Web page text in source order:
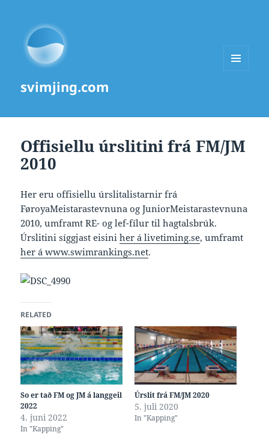
svimjing.com
Offisiellu úrslitini frá FM/JM
2010
Her eru offisiellu úrslitalistarnir frá
FøroyaMeistarastevnuna og JuniorMeistarastevnuna
2010, umframt RE- og lef-fílur til hagtalsbrúk.
Úrslitini síggjast eisiniher á livetiming.se, umframt
her á www.swimrankings.net.
RELATED
So er tað FM og JM á langgeil
2022
4. juni 2022
In "Kapping"
Úrslit frá FM/JM 2020
5. juli 2020
In "Kapping"